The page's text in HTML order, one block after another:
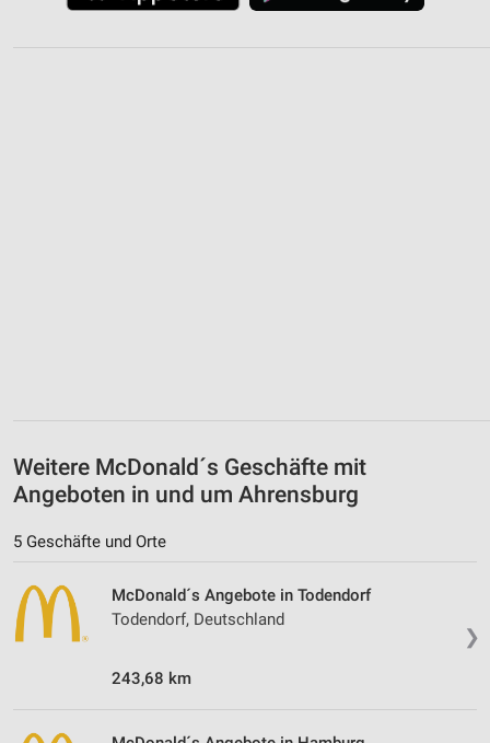
Weitere McDonald´s Geschäfte mit
Angeboten in und um Ahrensburg
5 Geschäfte und Orte
❯
McDonald´s Angebote in Todendorf
Todendorf, Deutschland
243,68 km